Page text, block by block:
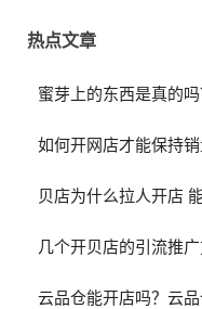
热点文章
蜜芽上的东西是真的
如何开网店才能保持销
贝店为什么拉人开店
几个开贝店的引流推
云品仓能开店吗？云品